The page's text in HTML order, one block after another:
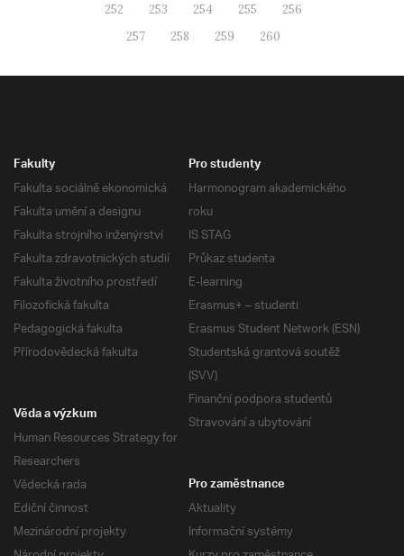
252
253 254 255
256
257
258 259 260
Fakulty
Fakulta sociálně ekonomická
Fakulta umění a designu
Fakulta strojního inženýrství
Fakulta zdravotnických studií
Fakulta životního prostředí
Filozofická fakulta
Pedagogická fakulta
Přírodovědecká fakulta
Pro studenty
Harmonogram akademického
roku
IS STAG
Průkaz studenta
E-learning
Erasmus+ – studenti
Erasmus Student Network (ESN)
Studentská grantová soutěž
(SVV)
Finanční podpora studentů
Stravování a ubytování
Věda a výzkum
Human Resources Strategy for
Researchers
Vědecká rada
Ediční činnost
Mezinárodní projekty
Pro zaměstnance
Aktuality
Informační systémy